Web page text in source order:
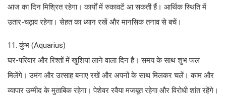
आज का दिन मिश्रित रहेगा। कार्यों में रुकावटें आ सकती हैं। आर्थिक स्थिति में
उतार-चढ़ाव रहेगा। सेहत का ध्यान रखें और मानसिक तनाव से बचें।
11. कुंभ (Aquarius)
घर-परिवार और रिश्तों में खुशियां लाने वाला दिन है। समय के साथ शुभ फल
मिलेंगे। उमंग और उत्साह बनाए रखें और अपनों के साथ मिलकर चलें। काम और
व्यापार उम्मीद के मुताबिक रहेगा। पेशेवर रवैया मजबूत रहेगा और विरोधी शांत रहेंगे।